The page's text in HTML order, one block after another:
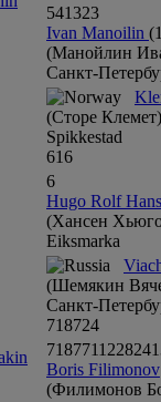
541323
Ivan Manoilin
(Манойлин
Санкт-
(Сторе Клемет)
Spikkestad
616
6
Hugo Rolf
(Хансен
Eiksmarka
(Шемякин
Санкт-
718724
7187711 22824
Boris Filimonov
(Филимонов